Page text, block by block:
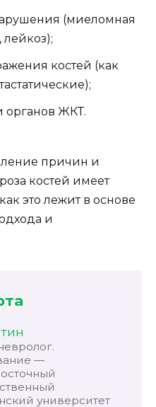
(миеломная
лейкоз);
костей (как
органов ЖКТ.
причин и
костей имеет
это лежит в основе
и
—
университет